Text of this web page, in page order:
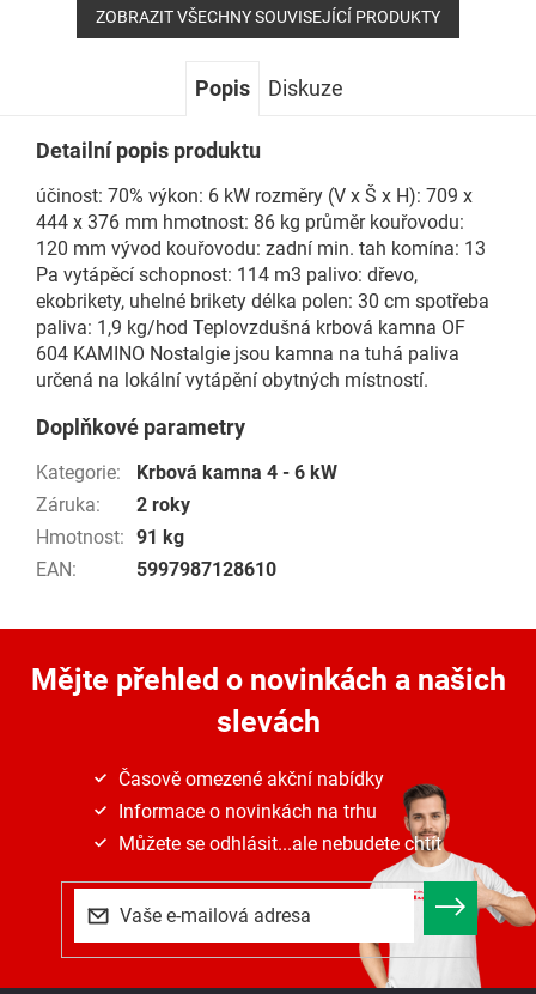
ZOBRAZIT VŠECHNY SOUVISEJÍCÍ PRODUKTY
Popis Diskuze
Detailní popis produktu
účinost: 70% výkon: 6 kW rozměry (V x Š x H): 709 x
444 x 376 mm hmotnost: 86 kg průměr kouřovodu:
120 mm vývod kouřovodu: zadní min. tah komína: 13
Pa vytápěcí schopnost: 114 m3 palivo: dřevo,
ekobrikety, uhelné brikety délka polen: 30 cm spotřeba
paliva: 1,9 kg/hod Teplovzdušná krbová kamna OF
604 KAMINO Nostalgie jsou kamna na tuhá paliva
určená na lokální vytápění obytných místností.
Doplňkové parametry
Kategorie:
Krbová kamna 4 - 6 kW
Záruka:
2 roky
Hmotnost: 91 kg
EAN: 5997987128610
Mějte přehled o novinkách a našich
slevách
Časově omezené akční nabídky
Informace o novinkách na trhu
Můžete se odhlásit...ale nebudete chtít